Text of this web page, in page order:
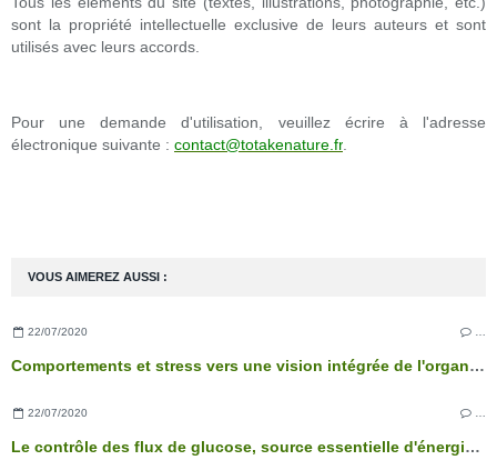
VOUS AIMEREZ AUSSI :
22/07/2020
Comportements et stress vers une vision intégrée de l'organisme
22/07/2020
Le contrôle des flux de glucose, source essentielle d'énergie des cellules
sont la propriété intellectuelle exclusive de leurs auteurs et sont
utilisés avec leurs accords.
Pour une demande d'utilisation, veuillez écrire à l'adresse
électronique suivante : contact@totakenature.fr